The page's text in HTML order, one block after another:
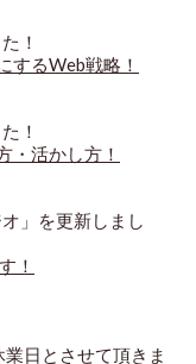
！
するWeb戦略！
！
・活かし方 ！
」を更新しまし
！
業日とさせて頂きま